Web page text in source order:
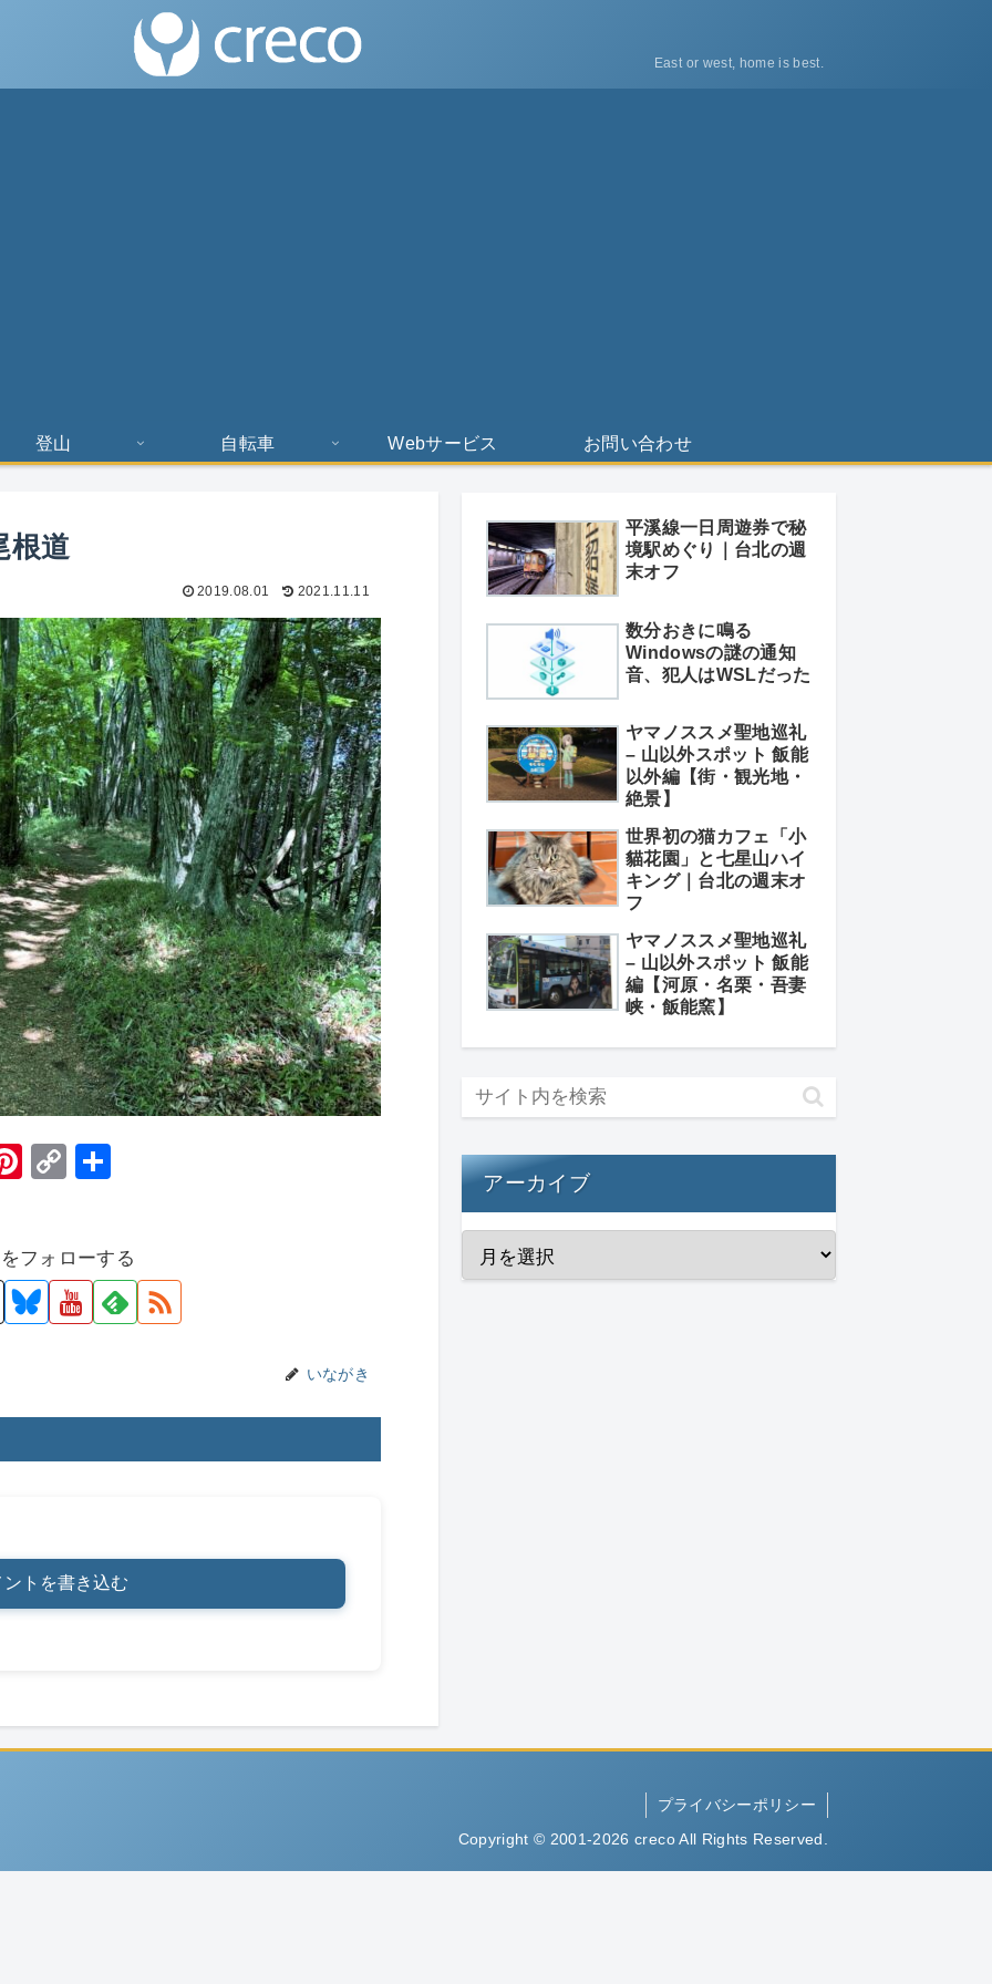
East or west, home is best.
登山 自転車 Webサービス お問い合わせ
根道
2019.08.01 2021.11.11
Pi
e
st
C
y
Li
フォローする
いながき
ントを書き込む
平溪線一日周遊券で秘
境駅めぐり｜台北の週
末オフ
数分おきに鳴る
Windowsの謎の通知
音、犯人はWSLだった
ヤマノススメ聖地巡礼
– 山以外スポット 飯能
以外編【街・観光地・
絶景】
世界初の猫カフェ「小
貓花園」と七星山ハイ
キング｜台北の週末オ
フ
ヤマノススメ聖地巡礼
– 山以外スポット 飯能
編【河原・名栗・吾妻
峡・飯能窯】
アーカイブ
プライバシーポリシー
Copyright © 2001-2026 creco All Rights Reserved.